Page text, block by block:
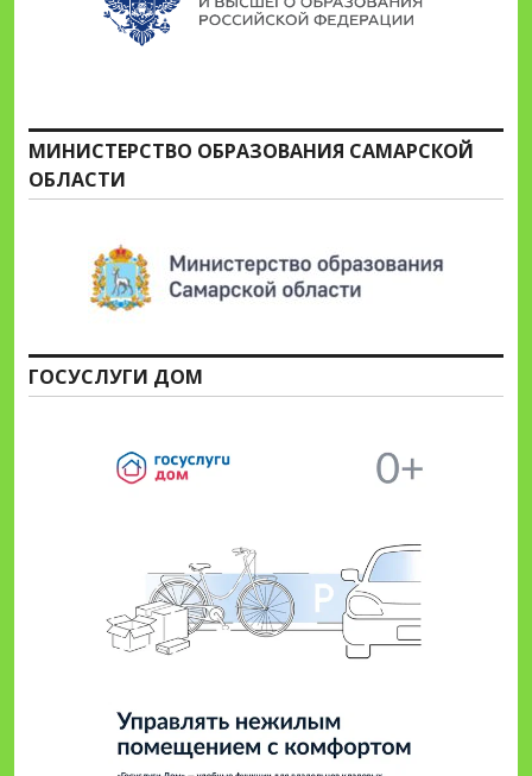
МИНИСТЕРСТВО ОБРАЗОВАНИЯ САМАРСКОЙ
ОБЛАСТИ
ГОСУСЛУГИ ДОМ